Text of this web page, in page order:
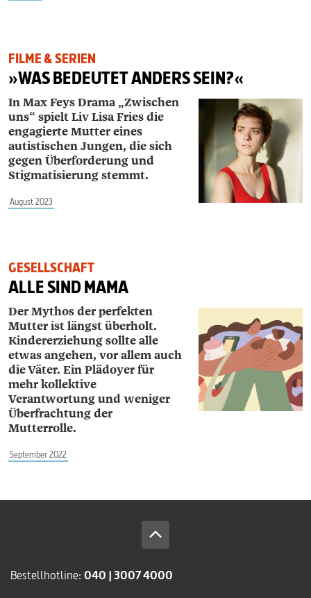
FILME & SERIEN
»WAS BEDEUTET ANDERS SEIN?«
In Max Feys Drama „Zwischen
uns“ spielt Liv Lisa Fries die
engagierte Mutter eines
autistischen Jungen, die sich
gegen Überforderung und
Stigmatisierung stemmt.
August 2023
GESELLSCHAFT
ALLE SIND MAMA
Der Mythos der perfekten
Mutter ist längst überholt.
Kindererziehung sollte alle
etwas angehen, vor allem auch
die Väter. EinPlädoyer für
mehr kollektive
Verantwortungund weniger
Überfrachtung der
Mutterrolle.
September 2022
Bestellhotline: 040 | 3007 4000